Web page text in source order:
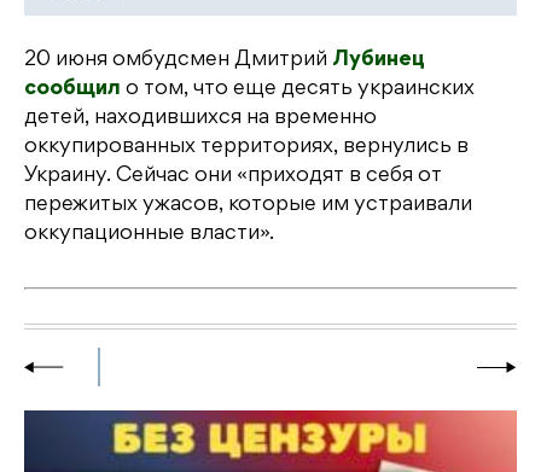
20 июня омбудсмен Дмитрий Лубинец
сообщил о том, что еще десять украинских
детей, находившихся на временно
оккупированных территориях, вернулись в
Украину. Сейчас они «приходят в себя от
пережитых ужасов, которые им устраивали
оккупационные власти».